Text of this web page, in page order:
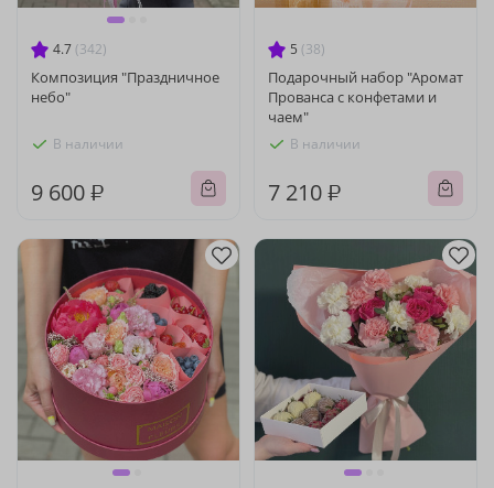
4.7 (342)
Композиция "Праздничное
небо"
В наличии
9 600 ₽
5 (38)
Подарочный набор "Аромат
Прованса с конфетами и
чаем"
В наличии
7 210 ₽